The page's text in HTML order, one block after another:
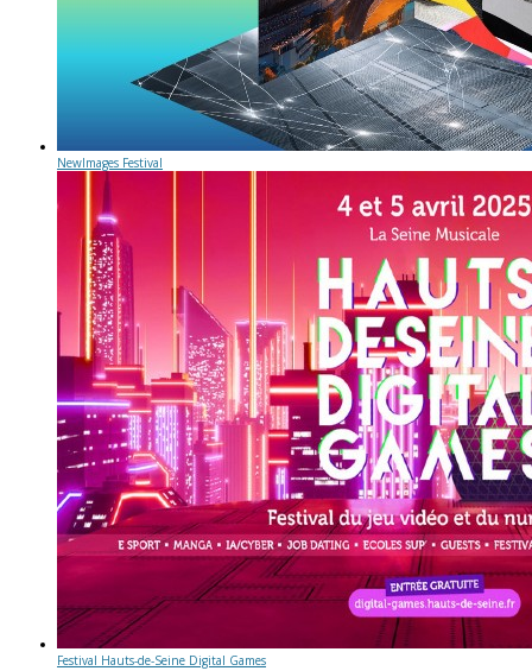
NewImages Festival
Festival Hauts-de-Seine Digital Games